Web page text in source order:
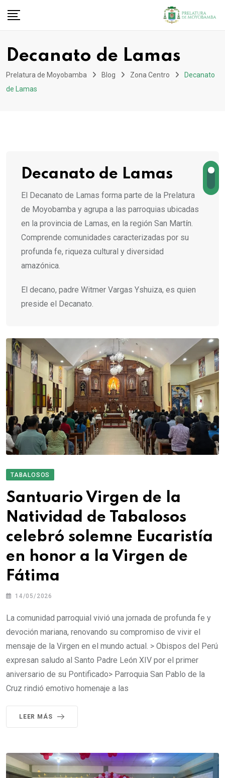
Decanato de Lamas
Prelatura de Moyobamba Blog Zona Centro
Decanato
de Lamas
Decanato de Lamas
El Decanato de Lamas forma parte de la Prelatura
de Moyobamba y agrupa a las parroquias ubicadas
en la provincia de Lamas, en la región San Martín.
Comprende comunidades caracterizadas por su
profunda fe, riqueza cultural y diversidad
amazónica.
El decano, padre Witmer Vargas Yshuiza, es quien
preside el Decanato.
TABALOSOS
Santuario Virgen de la
Natividad de Tabalosos
celebró solemne Eucaristía
en honor a la Virgen de
Fátima
14/05/2026
La comunidad parroquial vivió una jornada de profunda fe y
devoción mariana, renovando su compromiso de vivir el
mensaje de la Virgen en el mundo actual. > Obispos del Perú
expresan saludo al Santo Padre León XIV por el primer
aniversario de su Pontificado> Parroquia San Pablo de la
Cruz rindió emotivo homenaje a las
LEER MÁS